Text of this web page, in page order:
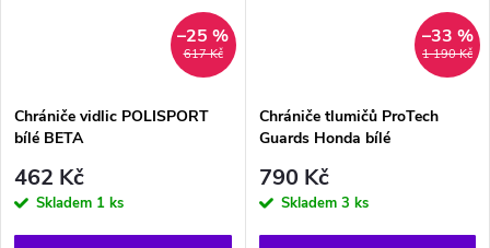
617 Kč
–25 %
Chrániče vidlic POLISPORT
bílé BETA
462 Kč
Skladem 1 ks
1 190 Kč
–33 %
Chrániče tlumičů ProTech
Guards Honda bílé
790 Kč
Skladem 3 ks